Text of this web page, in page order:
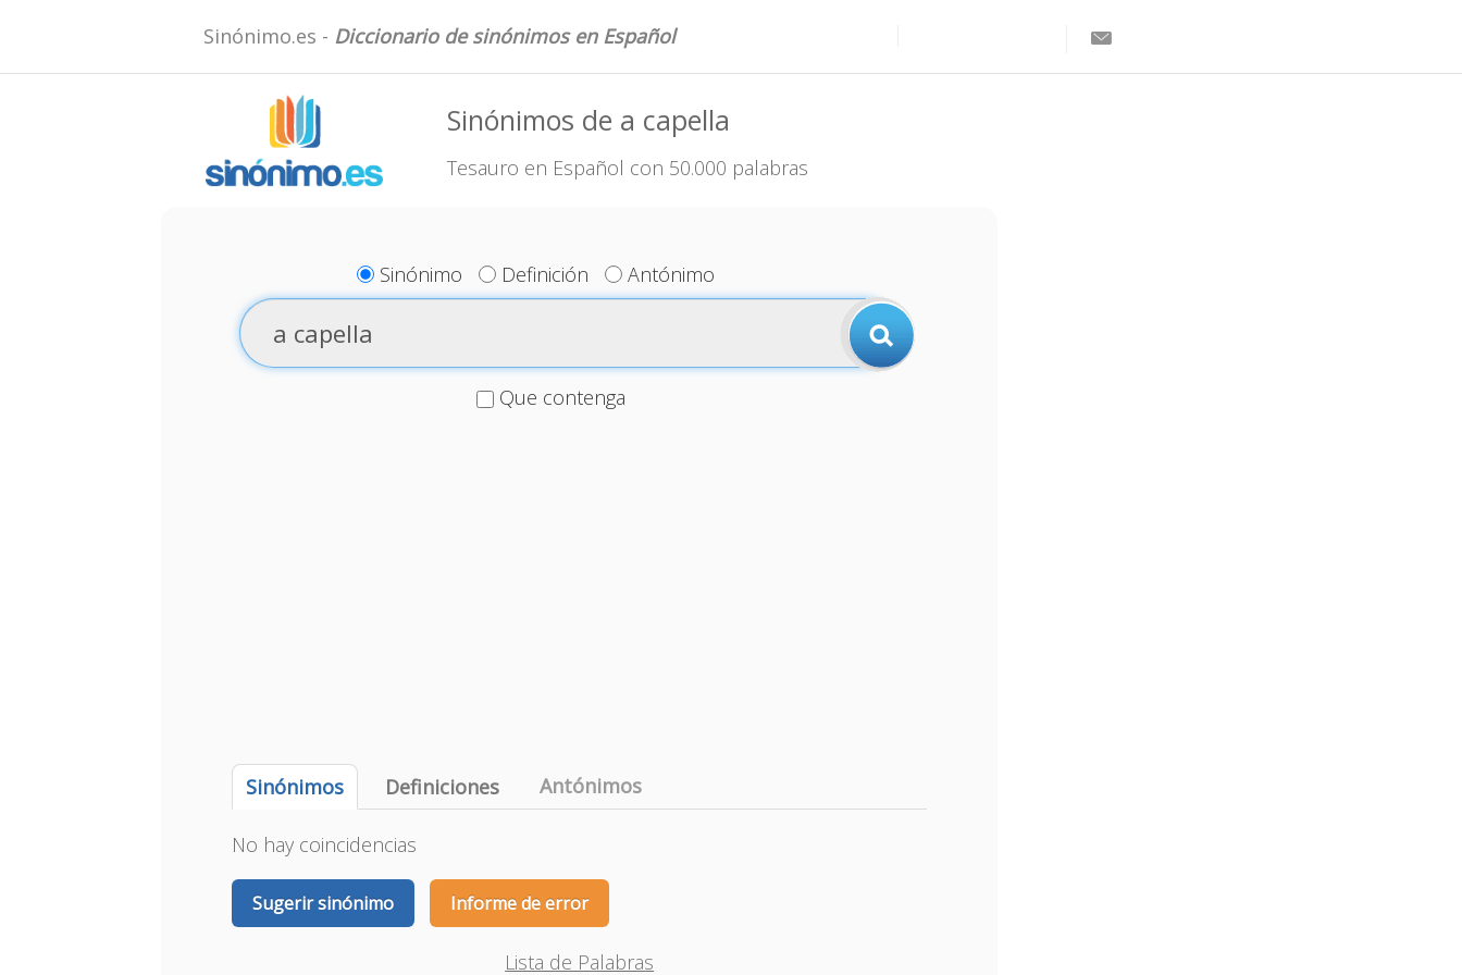
Sinónimo.es - Diccionario de sinónimos en Español
Sinónimos de a capella
Tesauro en Español con 50.000 palabras
Sinónimo Definición Antónimo
Que contenga
Sinónimos Definiciones Antónimos
No hay coincidencias
Sugerir sinónimo Informe de error
Lista de Palabras